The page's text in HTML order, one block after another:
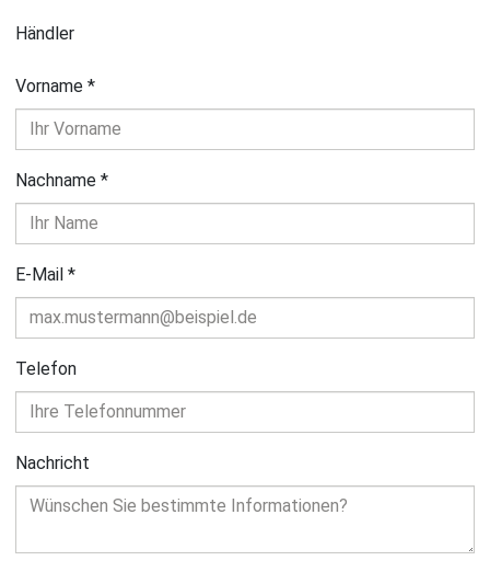
Händler
Vorname *
Nachname *
E-Mail *
Telefon
Nachricht